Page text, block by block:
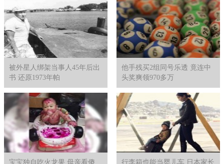
被外星人绑架当事人45年后出
书 还原1973年帕
他手残买2组同号乐透 竟连中
头奖爽领970多万
宝宝独自吃火龙果 母亲看傻 行李箱也能当婴儿车 日本家长